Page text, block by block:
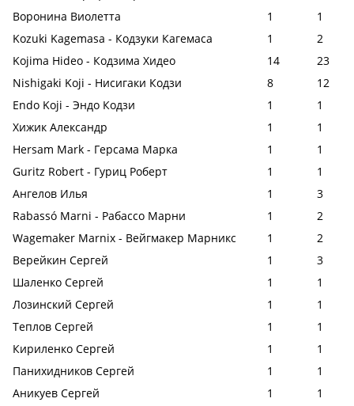
Воронина Виолетта
1
1
Kozuki Kagemasa - Кодзуки Кагемаса
1
2
Kojima Hideo - Кодзима Хидео
14
23
Nishigaki Koji - Нисигаки Кодзи
8
12
Endo Koji - Эндо Кодзи
1
1
Хижик Александр
1
1
Hersam Mark - Герсама Марка
1
1
Guritz Robert - Гуриц Роберт
1
1
Ангелов Илья
1
3
Rabassó Marni - Рабассо Марни
1
2
Wagemaker Marnix - Вейгмакер Марникс
1
2
Верейкин Сергей
1
3
Шаленко Сергей
1
1
Лозинский Сергей
1
1
Теплов Сергей
1
1
Кириленко Сергей
1
1
Панихидников Сергей
1
1
Аникуев Сергей
1
1